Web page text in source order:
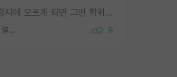
그런거 받을 경지에 오르게 되면 그딴 학위명이 필요없음
우리나라도 학구 열풍보면 Higher Doctorate 학위가 필요하다고 봅니다. 8